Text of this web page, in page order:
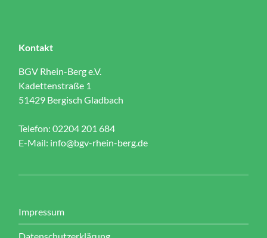
Kontakt
BGV Rhein-Berg e.V.
Kadettenstraße 1
51429 Bergisch Gladbach
Telefon: 02204 201 684
E-Mail: info@bgv-rhein-berg.de
Impressum
Datenschutzerklärung